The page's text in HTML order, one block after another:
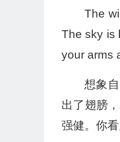
The
The sky is
your arms
想象
出了翅膀
强健。你